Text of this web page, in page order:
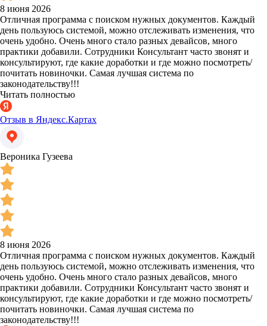
8 июня 2026
Отличная программа с поиском нужных документов. Каждый
день пользуюсь системой, можно отслеживать изменения, что
очень удобно. Очень много стало разных девайсов, много
практики добавили. Сотрудники Консультант часто звонят и
консультируют, где какие доработки и где можно посмотреть/
почитать новиночки. Самая лучшая система по
законодательству!!!
Читать полностью
Отзыв в Яндекс.Картах
Вероника Гузеева
8 июня 2026
Отличная программа с поиском нужных документов. Каждый
день пользуюсь системой, можно отслеживать изменения, что
очень удобно. Очень много стало разных девайсов, много
практики добавили. Сотрудники Консультант часто звонят и
консультируют, где какие доработки и где можно посмотреть/
почитать новиночки. Самая лучшая система по
законодательству!!!